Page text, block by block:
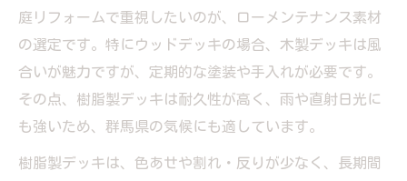
庭リフォームで重視したいのが、ローメンテナンス素材
の選定です。特にウッドデッキの場合、木製デッキは風
合いが魅力ですが、定期的な塗装や手入れが必要です。
その点、樹脂製デッキは耐久性が高く、雨や直射日光に
も強いため、群馬県の気候にも適しています。
樹脂製デッキは、色あせや割れ・反りが少なく、長期間